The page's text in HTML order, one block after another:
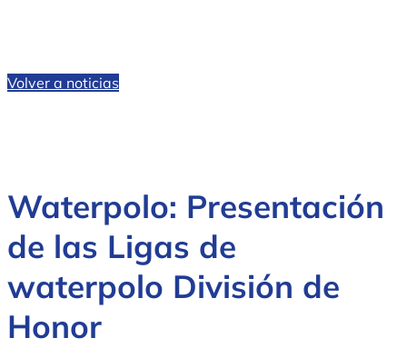
Volver a noticias
Waterpolo: Presentación
de las Ligas de
waterpolo División de
Honor